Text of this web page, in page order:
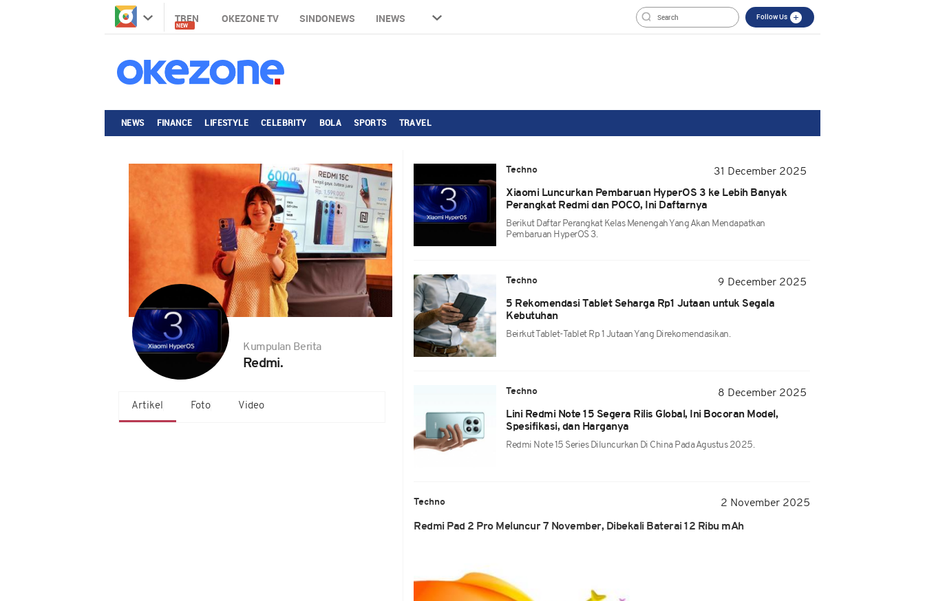
TREN
NEW
OKEZONE TV SINDONEWS INEWS Follow Us
NEWS FINANCE LIFESTYLE CELEBRITY BOLA SPORTS TRAVEL
Kumpulan Berita
Redmi.
Artikel Foto Video
Techno
31 December 2025
Xiaomi Luncurkan Pembaruan HyperOS 3 ke Lebih Banyak
Perangkat Redmi dan POCO, Ini Daftarnya
Berikut Daftar Perangkat Kelas Menengah Yang Akan Mendapatkan
Pembaruan HyperOS 3.
Techno
9 December 2025
5 Rekomendasi Tablet Seharga Rp1 Jutaan untuk Segala
Kebutuhan
Beirkut Tablet-Tablet Rp 1 Jutaan Yang Direkomendasikan.
Techno
8 December 2025
Lini Redmi Note 15 Segera Rilis Global, Ini Bocoran Model,
Spesifikasi, dan Harganya
Redmi Note 15 Series Diluncurkan Di China Pada Agustus 2025.
Techno 2 November 2025
Redmi Pad 2 Pro Meluncur 7 November, Dibekali Baterai 12 Ribu mAh